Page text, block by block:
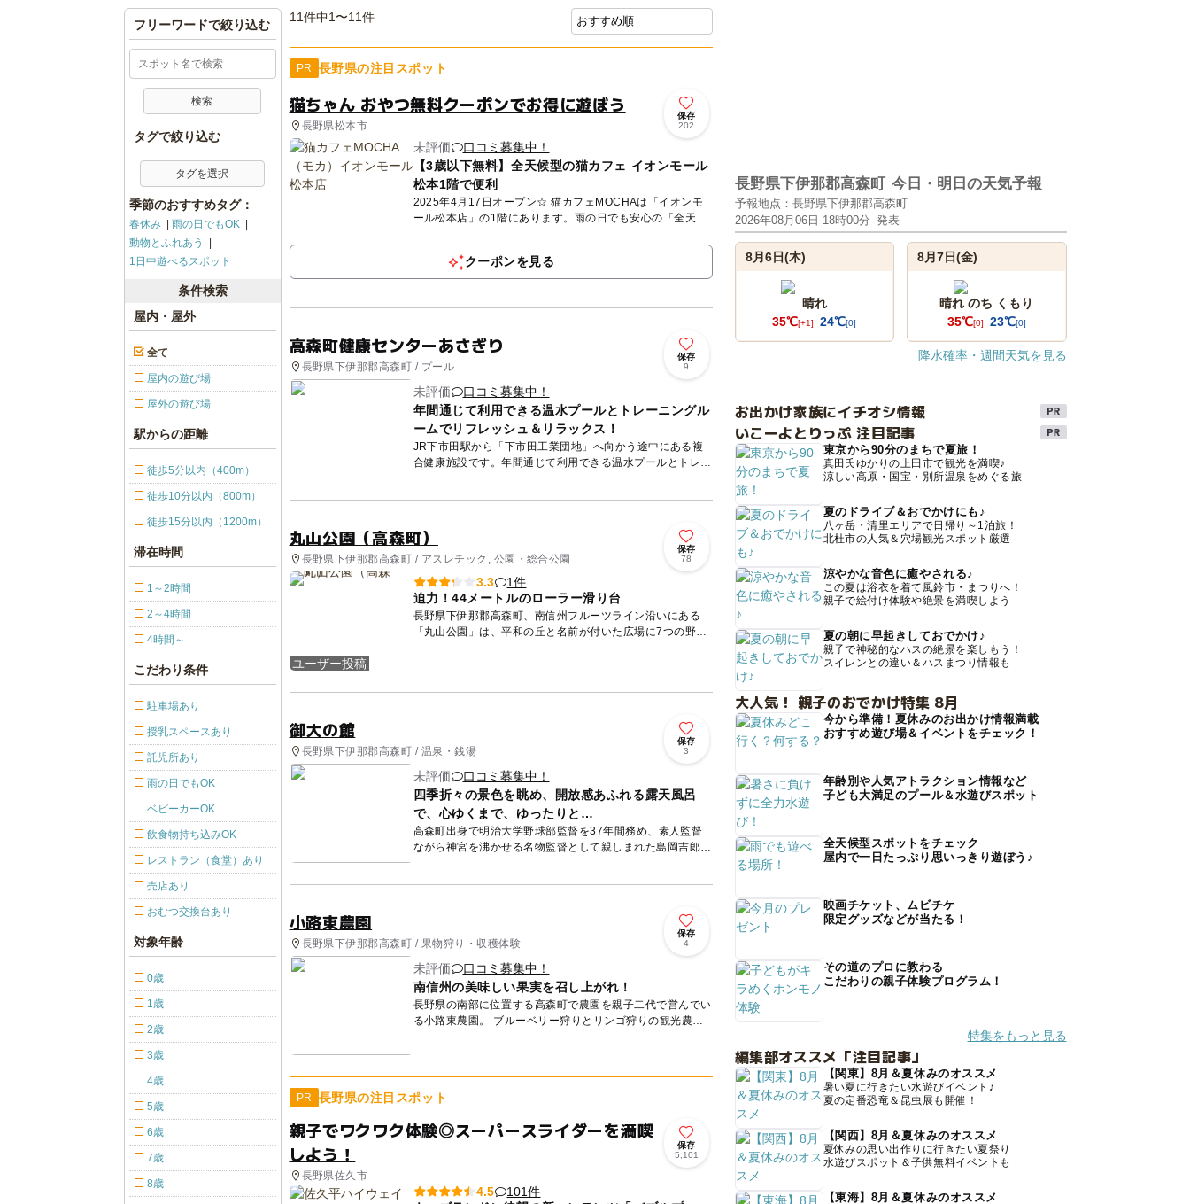
11件中1〜11件
PR 長野県の注目スポット
猫ちゃん おやつ無料クーポンでお得に遊ぼう
長野県松本市
保存
202
未評価
口コミ募集中！
【3歳以下無料】全天候型の猫カフェ イオンモール
松本1階で便利
2025年4月17日オープン☆ 猫カフェMOCHAは「イオンモ
ール松本店」の1階にあります。雨の日でも安心の「全天候
クーポンを見る
高森町健康センターあさぎり
長野県下伊那郡高森町 / プール
保存
9
未評価
口コミ募集中！
年間通じて利用できる温水プールとトレーニングル
ームでリフレッシュ＆リラックス！
JR下市田駅から「下市田工業団地」へ向かう途中にある複
合健康施設です。年間通じて利用できる温水プールとトレー
ニング室があります。 プールの一般利用は小学生以上とな
丸山公園（高森町）
長野県下伊那郡高森町 / アスレチック, 公園・総合公園
保存
78
ユーザー投稿
3.3
1件
迫力！44メートルのローラー滑り台
長野県下伊那郡高森町、南信州フルーツライン沿いにある
「丸山公園」は、平和の丘と名前が付いた広場に7つの野外
御大の館
長野県下伊那郡高森町 / 温泉・銭湯
保存
3
未評価
口コミ募集中！
四季折々の景色を眺め、開放感あふれる露天風呂
で、心ゆくまで、ゆったりと…
高森町出身で明治大学野球部監督を37年間務め、素人監督
ながら神宮を沸かせる名物監督として親しまれた島岡吉郎。
「御大の館」は、そんな氏が野球殿堂入りした偉業を讃えて
小路東農園
長野県下伊那郡高森町 / 果物狩り・収穫体験
保存
4
未評価
口コミ募集中！
南信州の美味しい果実を召し上がれ！
長野県の南部に位置する高森町で農園を親子二代で営んでい
る小路東農園。 ブルーベリー狩りとリンゴ狩りの観光農園
の特産品で...
PR 長野県の注目スポット
親子でワクワク体験◎スーパースライダーを満喫
しよう！
長野県佐久市
保存
5,101
4.5
101件
フリーワードで絞り込む
タグで絞り込む
タグを選択
季節のおすすめタグ：
春休み
雨の日でもOK
動物とふれあう
1日中遊べるスポット
条件検索
屋内・屋外
全て
屋内の遊び場
屋外の遊び場
駅からの距離
徒歩5分以内（400m）
徒歩10分以内（800m）
徒歩15分以内（1200m）
滞在時間
1～2時間
2～4時間
4時間～
こだわり条件
駐車場あり
授乳スペースあり
託児所あり
雨の日でもOK
ベビーカーOK
飲食物持ち込みOK
レストラン（食堂）あり
売店あり
おむつ交換台あり
対象年齢
0歳
1歳
2歳
3歳
4歳
5歳
6歳
7歳
8歳
長野県下伊那郡高森町 今日・明日の天気予報
予報地点：長野県下伊那郡高森町
2026年08月06日 18時00分 発表
8月6日(木)
晴れ
35℃[+1] 24℃[0]
8月7日(金)
晴れ のち くもり
35℃[0] 23℃[0]
降水確率・週間天気を見る
お出かけ家族にイチオシ情報
いこーよとりっぷ 注目記事
東京から90分のまちで夏旅！
真田氏ゆかりの上田市で観光を満喫♪
涼しい高原・国宝・別所温泉をめぐる旅
夏のドライブ＆おでかけにも♪
八ヶ岳・清里エリアで日帰り～1泊旅！
北杜市の人気＆穴場観光スポット厳選
涼やかな音色に癒やされる♪
この夏は浴衣を着て風鈴市・まつりへ！
親子で絵付け体験や絶景を満喫しよう
夏の朝に早起きしておでかけ♪
親子で神秘的なハスの絶景を楽しもう！
スイレンとの違い＆ハスまつり情報も
大人気！ 親子のおでかけ特集 8月
今から準備！夏休みのお出かけ情報満載
おすすめ遊び場＆イベントをチェック！
年齢別や人気アトラクション情報など
子ども大満足のプール＆水遊びスポット
全天候型スポットをチェック
屋内で一日たっぷり思いっきり遊ぼう♪
映画チケット、ムビチケ
限定グッズなどが当たる！
その道のプロに教わる
こだわりの親子体験プログラム！
特集をもっと見る
編集部オススメ「注目記事」
【関東】8月＆夏休みのオススメ
暑い夏に行きたい水遊びイベント♪
夏の定番恐竜＆昆虫展も開催！
【関西】8月＆夏休みのオススメ
夏休みの思い出作りに行きたい夏祭り
水遊びスポット＆子供無料イベントも
【東海】8月＆夏休みのオススメ